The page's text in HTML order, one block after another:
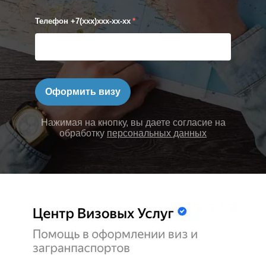
Телефон +7(xxx)xxx-xx-xx *
Оформить визу
Нажимая на кнопку, вы даете согласие на
обработку персональных данных